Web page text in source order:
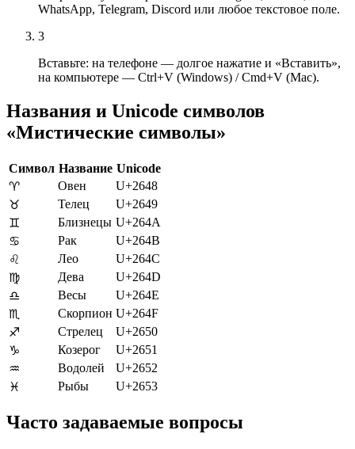
WhatsApp, Telegram, Discord или любое текстовое поле.
3
Вставьте: на телефоне — долгое нажатие и «Вставить»,
на компьютере — Ctrl+V (Windows) / Cmd+V (Mac).
Названия и Unicode символов
«Мистические символы»
Символ Название Unicode
♈
Овен
U+2648
♉
Телец
U+2649
♊
Близнецы U+264A
♋
Рак
U+264B
♌
Лео
U+264C
♍
Дева
U+264D
♎
Весы
U+264E
♏
Скорпион U+264F
♐
Стрелец
U+2650
♑
Козерог
U+2651
♒
Водолей
U+2652
♓
Рыбы U+2653
Часто задаваемые вопросы